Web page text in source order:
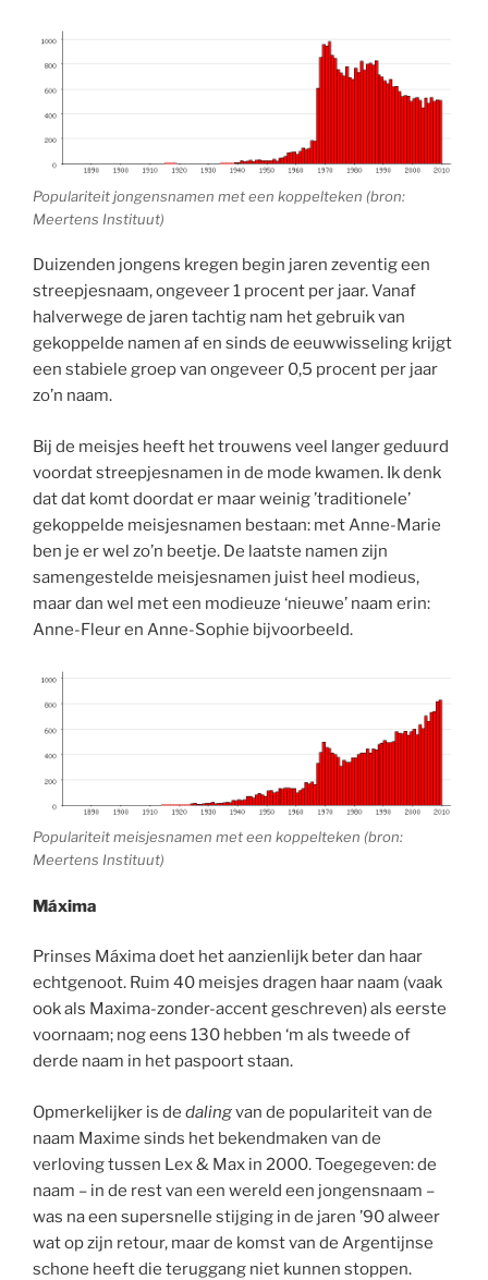
Populariteit jongensnamen met een koppelteken (bron:
Meertens Instituut)
Duizenden jongens kregen begin jaren zeventig een
streepjesnaam, ongeveer 1 procent per jaar. Vanaf
halverwege de jaren tachtig nam het gebruik van
gekoppelde namen af en sinds de eeuwwisseling krijgt
een stabiele groep van ongeveer 0,5 procent per jaar
zo’n naam.
Bij de meisjes heeft het trouwens veel langer geduurd
voordat streepjesnamen in de mode kwamen. Ik denk
dat dat komt doordat er maar weinig ’traditionele’
gekoppelde meisjesnamen bestaan: met Anne-Marie
ben je er wel zo’n beetje. De laatste namen zijn
samengestelde meisjesnamen juist heel modieus,
maar dan wel met een modieuze ‘nieuwe’ naam erin:
Anne-Fleur en Anne-Sophie bijvoorbeeld.
Populariteit meisjesnamen met een koppelteken (bron:
Meertens Instituut)
Máxima
Prinses Máxima doet het aanzienlijk beter dan haar
echtgenoot. Ruim 40 meisjes dragen haar naam (vaak
ook als Maxima-zonder-accent geschreven) als eerste
voornaam; nog eens 130 hebben ‘m als tweede of
derde naam in het paspoort staan.
Opmerkelijker is de dalingvan de populariteit van de
naam Maxime sinds het bekendmaken van de
verloving tussen Lex & Max in 2000. Toegegeven: de
naam – in de rest van een wereld een jongensnaam –
was na een supersnelle stijging in de jaren ’90 alweer
wat op zijn retour, maar de komst van de Argentijnse
schone heeft die teruggang niet kunnen stoppen.